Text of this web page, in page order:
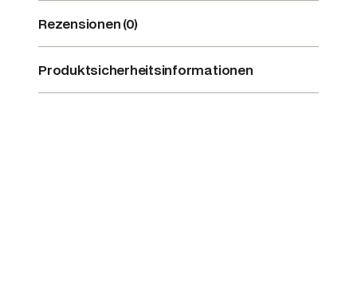
Rezensionen (0)
Produktsicherheitsinformationen